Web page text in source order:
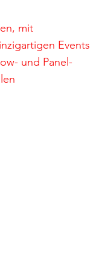
mit
Events
und Panel-